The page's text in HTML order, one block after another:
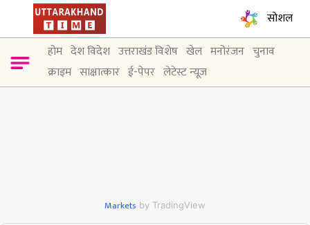
सोशल
होम देश विदेश उत्तराखंड विशेष खेल मनोरंजन चुनाव
क्राइम साक्षात्कार ई-पेपर लेटेस्ट न्यूज़
Markets by TradingView